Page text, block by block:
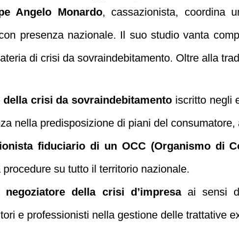
Angelo Monardo, cassazionista, coordina
presenza nazionale. Il suo studio vanta
di crisi da sovraindebitamento. Oltre alla
della crisi da sovraindebitamento iscritto negli
nella predisposizione di piani del
fiduciario di un OCC (Organismo di
procedure su tutto il territorio nazionale.
negoziatore della crisi d’impresaai sensi
e professionisti nella gestione delle trattative